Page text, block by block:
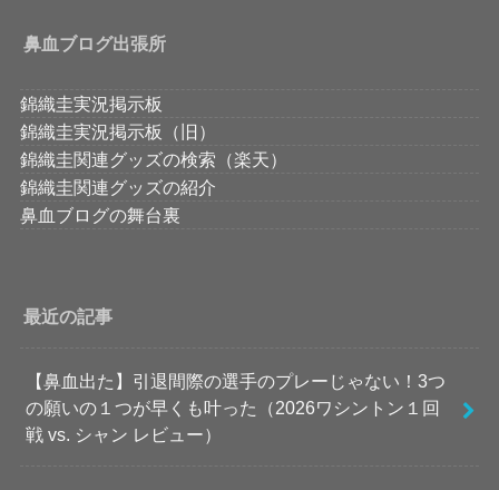
鼻血ブログ出張所
錦織圭実況掲示板
錦織圭実況掲示板（旧）
錦織圭関連グッズの検索（楽天）
錦織圭関連グッズの紹介
鼻血ブログの舞台裏
最近の記事
【鼻血出た】引退間際の選手のプレーじゃない！3つ
の願いの１つが早くも叶った（2026ワシントン１回
戦 vs. シャン レビュー）